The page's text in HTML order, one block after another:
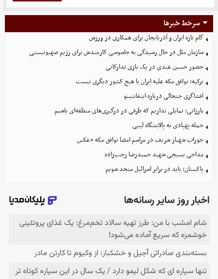
سرخط خبرها
گام تازه ایران و آذربایجان برای همکاری در ورزش
سازمان ملل در حال رسیدگی به جاسوسی کارمندش برای رژیم صهیونیستی
حضور حسین عبدی در یک بازی تدارکاتی
ترکیه: توافق مکه علیه ایران یا هیچ کشور دیگری نیست
افشاگری جنجالی درباره اینفانتینو
بارزانی: تمایلی نداریم که طرفی در درگیری‌های منطقه‌ای باشیم
حمله پهپادی به پالایشگاه لیبی
جوراب‌ شهباز شریف در مراسم امضا توافق‌ مکه +عکس
مداحی بسیجی شهید حمیدرضا رجب‌زاده
پاکستان: باید در برابر اسرائیل متحد شویم